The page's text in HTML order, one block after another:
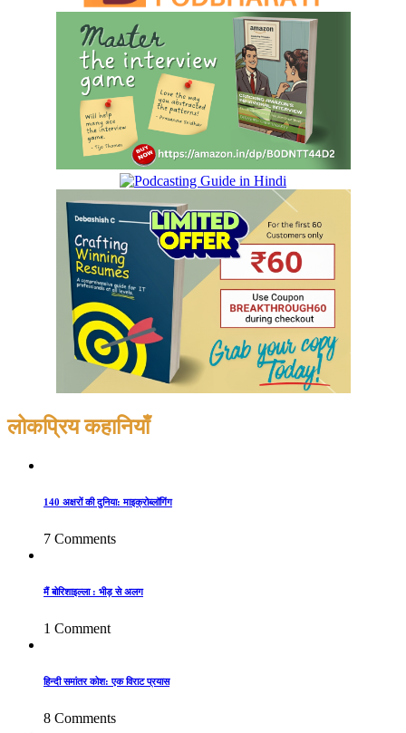
लोकप्रिय कहानियाँ
140 अक्षरों की दुनिया: माइक्रोब्लॉगिंग
7 Comments
मैं बोरिशाइल्ला : भीड़ से अलग
1 Comment
हिन्दी समांतर कोश: एक विराट प्रयास
8 Comments